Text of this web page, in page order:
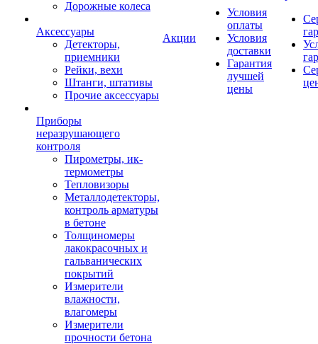
Дорожные колеса
Аксессуары
Детекторы,
приемники
Рейки, вехи
Штанги, штативы
Прочие аксессуары
Приборы
неразрушающего
контроля
Пирометры, ик-
термометры
Тепловизоры
Металлодетекторы,
контроль арматуры
в бетоне
Толщиномеры
лакокрасочных и
гальванических
покрытий
Измерители
влажности,
влагомеры
Измерители
прочности бетона
Акции
Условия
оплаты
Условия
доставки
Гарантия
лучшей
цены